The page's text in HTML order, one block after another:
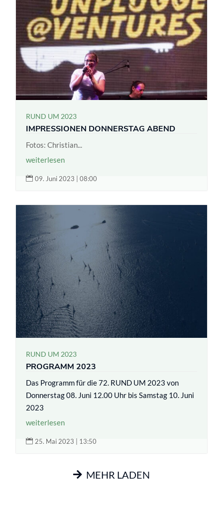
RUND UM 2023
IMPRESSIONEN DONNERSTAG ABEND
Fotos: Christian...
weiterlesen
 09. Juni 2023 | 08:00
RUND UM 2023
PROGRAMM 2023
Das Programm für die 72. RUND UM 2023 von
Donnerstag 08. Juni 12.00 Uhr bis Samstag 10. Juni
2023
weiterlesen
 25. Mai 2023 | 13:50
MEHR LADEN